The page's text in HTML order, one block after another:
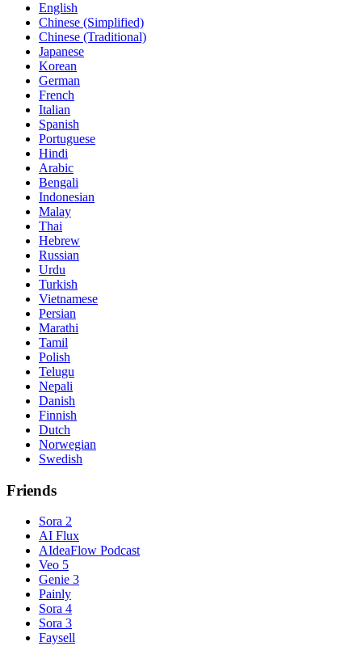
English
Chinese (Simplified)
Chinese (Traditional)
Japanese
Korean
German
French
Italian
Spanish
Portuguese
Hindi
Arabic
Bengali
Indonesian
Malay
Thai
Hebrew
Russian
Urdu
Turkish
Vietnamese
Persian
Marathi
Tamil
Polish
Telugu
Nepali
Danish
Finnish
Dutch
Norwegian
Swedish
Friends
Sora 2
AI Flux
AIdeaFlow Podcast
Veo 5
Genie 3
Painly
Sora 4
Sora 3
Faysell